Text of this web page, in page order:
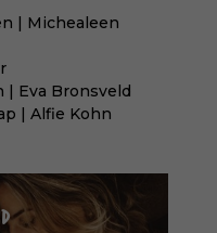
| Michealeen
Eva Bronsveld
| Alfie Kohn